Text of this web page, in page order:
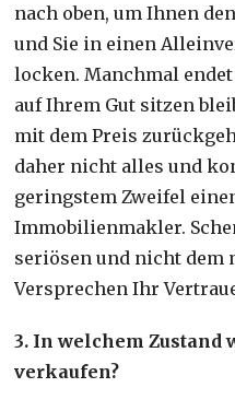
nach oben, um Ihnen
und Sie in einen
locken. Manchmal
auf Ihrem Gut sitzen
mit dem Preis
daher nicht alles und
geringstem Zweifel
Immobilienmakler.
seriösen und nicht dem
Versprechen Ihr
3. In welchem Zustand
verkaufen?